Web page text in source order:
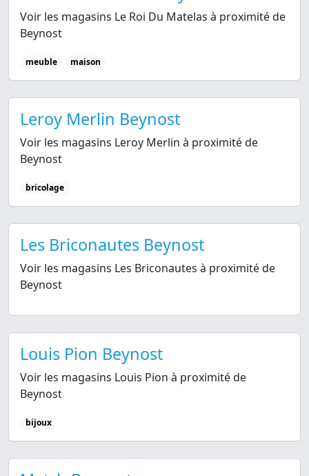
Voir les magasins Le Roi Du Matelas à proximité de
Beynost
meuble maison
Leroy Merlin Beynost
Voir les magasins Leroy Merlin à proximité de
Beynost
bricolage
Les Briconautes Beynost
Voir les magasins Les Briconautes à proximité de
Beynost
Louis Pion Beynost
Voir les magasins Louis Pion à proximité de
Beynost
bijoux